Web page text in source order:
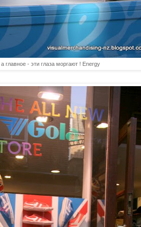
а главное - эти глаза моргают ! Energy